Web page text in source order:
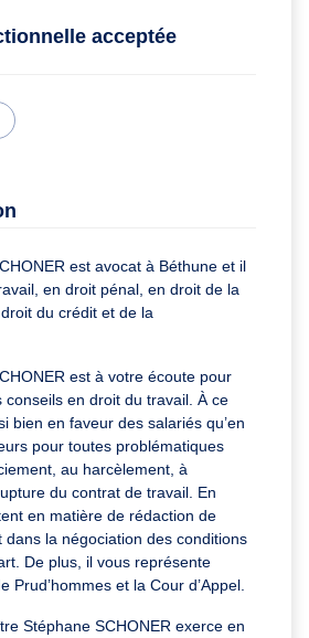
acceptée
est avocat à Béthune et il
en droit pénal, en droit de la
du crédit et de la
est à votre écoute pour
conseils en droit du travail. À ce
bien en faveur des salariés qu’en
pour toutes problématiques
au harcèlement, à
du contrat de travail. En
en matière de rédaction de
dans la négociation des conditions
De plus, il vous représente
Prud’hommes et la Cour d’Appel.
Stéphane SCHONER exerce en